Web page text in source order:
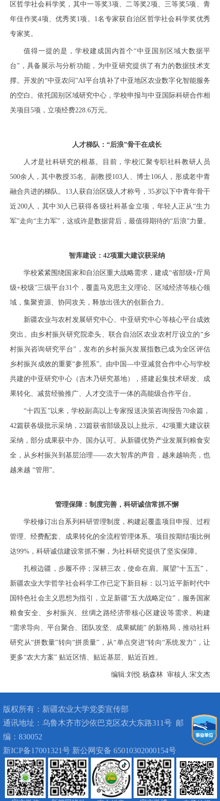
区哲学社会科学奖，其中一等奖3项、二等奖2项、三等奖5项、青
年佳作奖4项、优秀奖1项。1名专家获自治区哲学社会科学奖优秀
专家奖。
值得一提的是，学校建成国内首个“中亚国别区域大数据平
台”，具备展示与分析功能，为中亚研究提供了有力的数据技术支
撑。开发的“中亚农问”AI平台填补了中亚地区农业数字化智能服务
的空白。依托国别区域研究中心，学校申报与中亚国际科研合作相
关项目5项，立项经费228.6万元。
人才梯队：“后浪”骨干在成长
人才是社科研究的根基。目前，学校汇聚专职社科教研人员
500余人，其中教授35名、副教授103人、博士106人，形成老中青
融合共进的梯队。13人获自治区级人才称号，35岁以下中青年骨干
近200人，其中30人已获得各级社科基金立项，年轻人正从“生力
军”走向“主力军”，这或许是数据背后，最值得期待的“后浪”力量。
智库建设：42项重大建议获采纳
学校紧紧围绕国家和自治区重大战略需求，建成“省部级+厅局
级+校级”三级平台31个，覆盖马克思主义理论、区域经济等核心领
域，集聚资源、协同攻关，释放出强大的创新合力。
新疆农业与农村发展研究中心、中亚研究中心等核心平台成效
突出。由乡村振兴研究院牵头、联合自治区农业农村厅设立的“乡
村振兴咨询研究平台”，发布的乡村振兴发展指数已成为全区评估
乡村振兴成效的重要“参照系”。由中国—中亚减贫合作中心与学校
共建的中亚研究中心（吉木乃研究基地），搭建起集技术研发、成
果转化、减贫经验推广、人才交流于一体的高能级合作平台。
“十四五”以来，学校副高以上专家报送决策咨询报告70余篇，
42篇获各级批示采纳，23篇获省部级及以上批示。42项重大建议获
采纳，部分成果获中办、国办认可。从新疆优势产业发展到粮食安
全，从乡村振兴到基层治理——农大智库的声音，越来越响亮，也
越来越 “管用”。
管理保障：制度完善，科研诚信常抓不懈
学校修订出台系列科研管理制度，构建起覆盖项目申报、过程
管理、经费配套、成果转化的全流程管理体系。项目按期结项比例
达99%，科研诚信建设常抓不懈，为社科研究提供了坚实保障。
扎根边疆，步履不停；深耕三农，使命在肩。 展望“十五五”，
新疆农业大学哲学社会科学工作已定下新目标：以习近平新时代中
国特色社会主义思想为指引，立足新疆“五大战略定位”，服务国家
粮食安全、乡村振兴、丝绸之路经济带核心区建设等需求。构建
“需求导向、平台聚合、团队攻坚、成果赋能” 的新格局，推动社科
研究从“拼数量”转向“拼质量”，从“单点突进”转向“系统发力”， 让
更多“农大方案” 贴近区情、贴近基层、贴近百姓。
编辑:刘悦 杨森林 审核人:宋文杰
版权所有： 新疆农业大学党委宣传部
通讯地址： 乌鲁木齐市沙依巴克区农大东路311号 邮
编：830052
新ICP备17001321号 新公网安备 65010302000154号